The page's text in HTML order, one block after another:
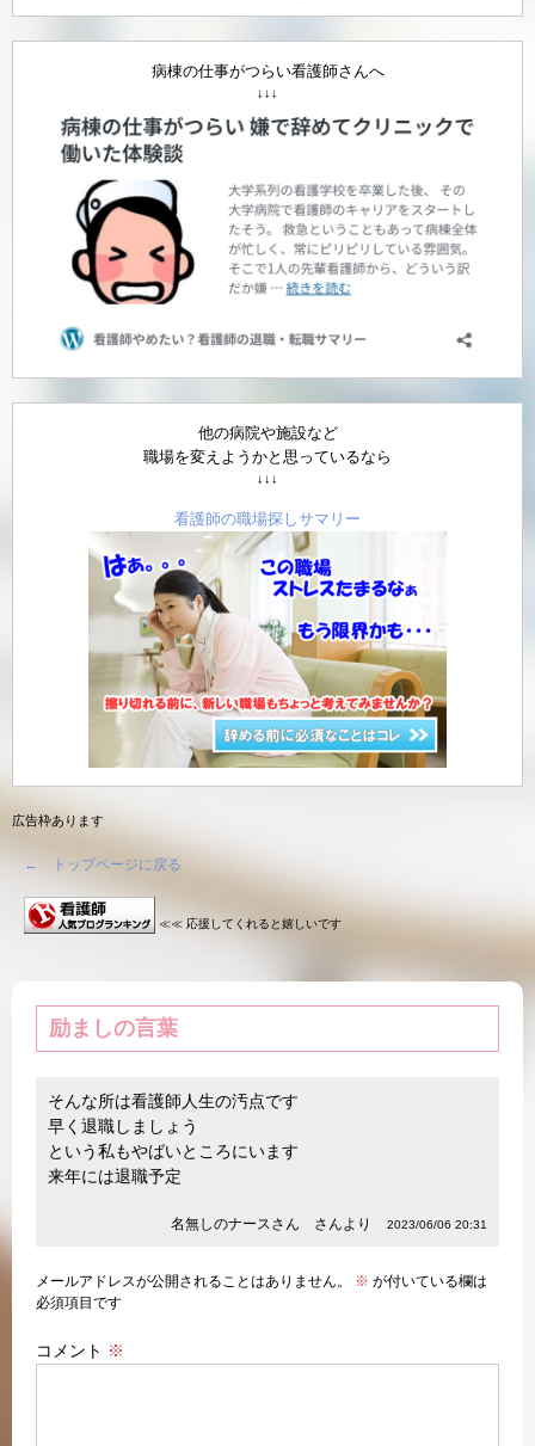
病棟の仕事がつらい看護師さんへ
↓↓↓
他の病院や施設など
職場を変えようかと思っているなら
↓↓↓
看護師の職場探しサマリー
広告枠あります
← トップページに戻る
≪≪ 応援してくれると嬉しいです
励ましの言葉
そんな所は看護師人生の汚点です
早く退職しましょう
という私もやばいところにいます
来年には退職予定
名無しのナースさん さんより 2023/06/06 20:31
メールアドレスが公開されることはありません。 ※ が付いている欄は
必須項目です
コメント ※